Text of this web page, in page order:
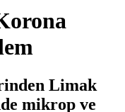
Limak
mikrop ve